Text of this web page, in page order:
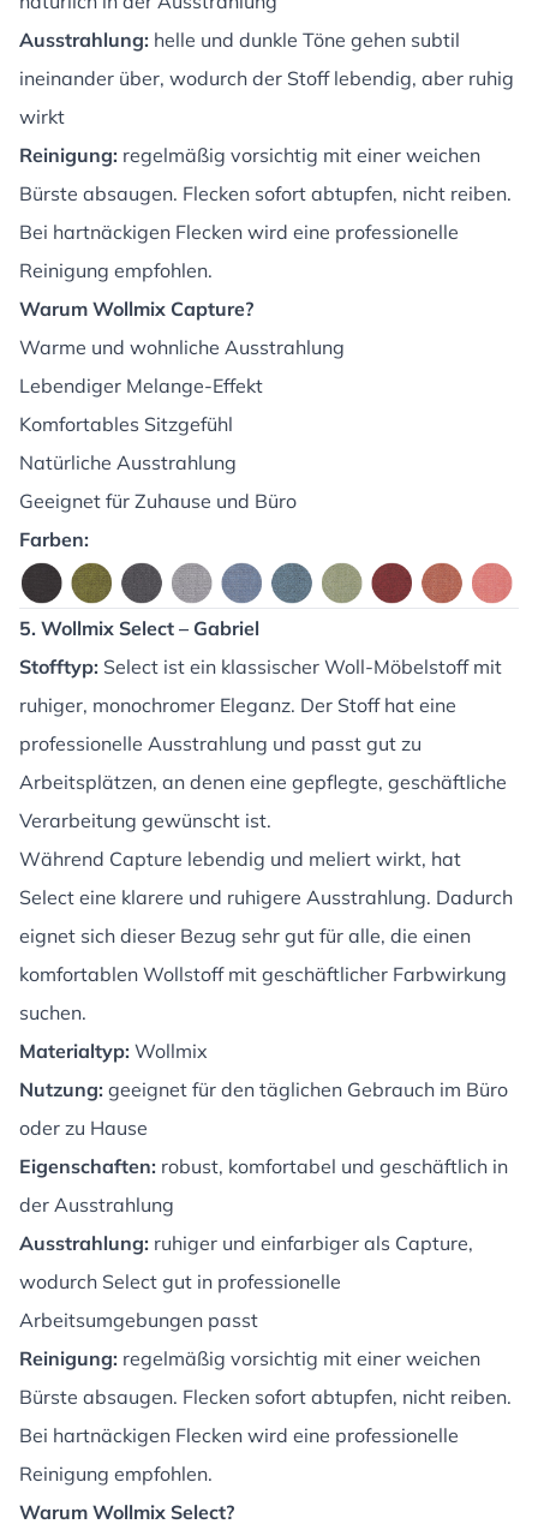
Ausstrahlung: helle und dunkle Töne gehen subtil
ineinander über, wodurch der Stoff lebendig, aber ruhig
wirkt
Reinigung: regelmäßig vorsichtig mit einer weichen
Bürste absaugen. Flecken sofort abtupfen, nicht reiben.
Bei hartnäckigen Flecken wird eine professionelle
Reinigung empfohlen.
Warum Wollmix Capture?
Warme und wohnliche Ausstrahlung
Lebendiger Melange-Effekt
Komfortables Sitzgefühl
Natürliche Ausstrahlung
Geeignet für Zuhause und Büro
Farben:
5. Wollmix Select – Gabriel
Stofftyp: Select ist ein klassischer Woll-Möbelstoff mit
ruhiger, monochromer Eleganz. Der Stoff hat eine
professionelle Ausstrahlung und passt gut zu
Arbeitsplätzen, an denen eine gepflegte, geschäftliche
Verarbeitung gewünscht ist.
Während Capture lebendig und meliert wirkt, hat
Select eine klarere und ruhigere Ausstrahlung. Dadurch
eignet sich dieser Bezug sehr gut für alle, die einen
komfortablen Wollstoff mit geschäftlicher Farbwirkung
suchen.
Materialtyp: Wollmix
Nutzung: geeignet für den täglichen Gebrauch im Büro
oder zu Hause
Eigenschaften: robust, komfortabel und geschäftlich in
der Ausstrahlung
Ausstrahlung: ruhiger und einfarbiger als Capture,
wodurch Select gut in professionelle
Arbeitsumgebungen passt
Reinigung: regelmäßig vorsichtig mit einer weichen
Bürste absaugen. Flecken sofort abtupfen, nicht reiben.
Bei hartnäckigen Flecken wird eine professionelle
Reinigung empfohlen.
Warum Wollmix Select?